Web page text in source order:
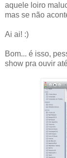
aquele loiro
mas se não
Ai ai! :)
Bom... é isso,
show pra ouvir